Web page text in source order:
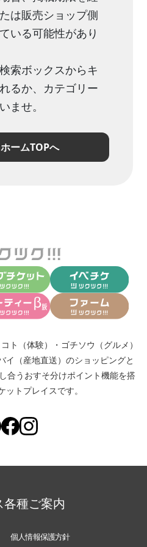
は販売ショップ側
いる可能性があり
索ボックスからキ
るか、カテゴリー
ませ。
ームTOPへ
コト（体験） ・ ゴチソウ（グルメ）
イ（産地直送） のショッピングと
合う おすそ分けポイント機能を搭
ットプレイスです。
各種ご案内
個人情報保護方針